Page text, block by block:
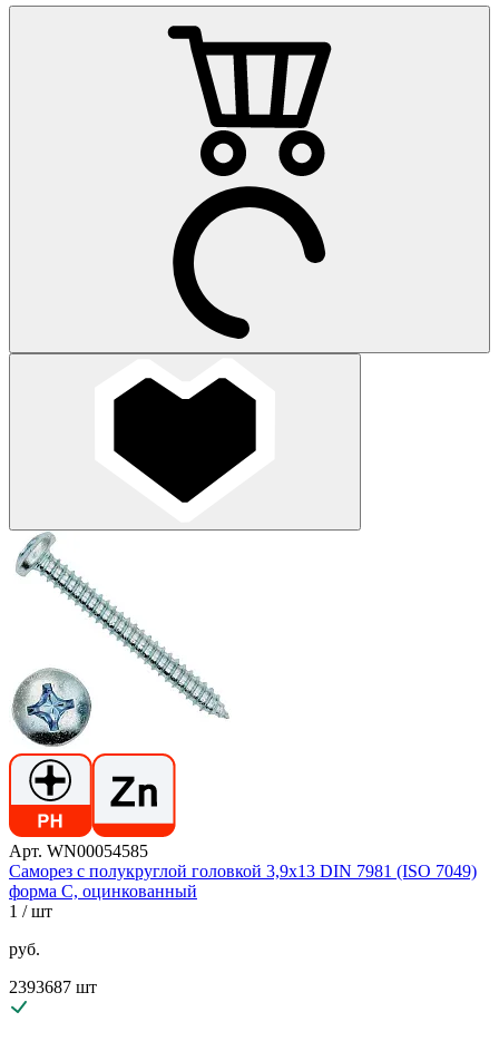
Арт. WN00054585
Саморез с полукруглой головкой 3,9х13 DIN 7981 (ISO 7049)
форма C, оцинкованный
1 / шт
руб.
2393687 шт